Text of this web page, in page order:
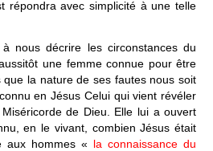
répondra avec simplicité à une telle
nous décrire les circonstances du
une femme connue pour être
que la nature de ses fautes nous soit
en Jésus Celui qui vient révéler
de Dieu. Elle lui a ouvert
en le vivant, combien Jésus était
aux hommes « la connaissance du